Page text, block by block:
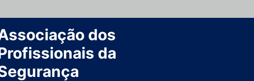
dos
da